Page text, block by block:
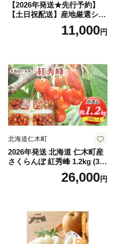
【2026年発送★先行予約】
【土日祝配送】産地厳選シャ
インマスカット1.2kg～1.3kg
（2房～3房）※沖縄・離島配
笛吹市 山梨県 フルーツ 果物
ぶどう 葡萄 大粒 シャインマ
スカット おすすめ シャイン
マスカット 贈答 ギフト 産地
笛吹市 シャインマスカット
笛吹 葡萄 国産 ぶどう 人気
国産 1.2kg 先行｜
11,000円
北海道仁木町
2026年発送 北海道 仁木町産
さくらんぼ 紅秀峰 1.2kg (300
g×4パック) Lサイズ以上 旬
桜桃 産地直送 サクランボ チ
26,000円